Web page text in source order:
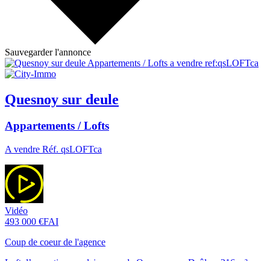
Sauvegarder l'annonce
Quesnoy sur deule
Appartements / Lofts
A vendre Réf. qsLOFTca
Vidéo
493 000 €FAI
Coup de coeur de l'agence